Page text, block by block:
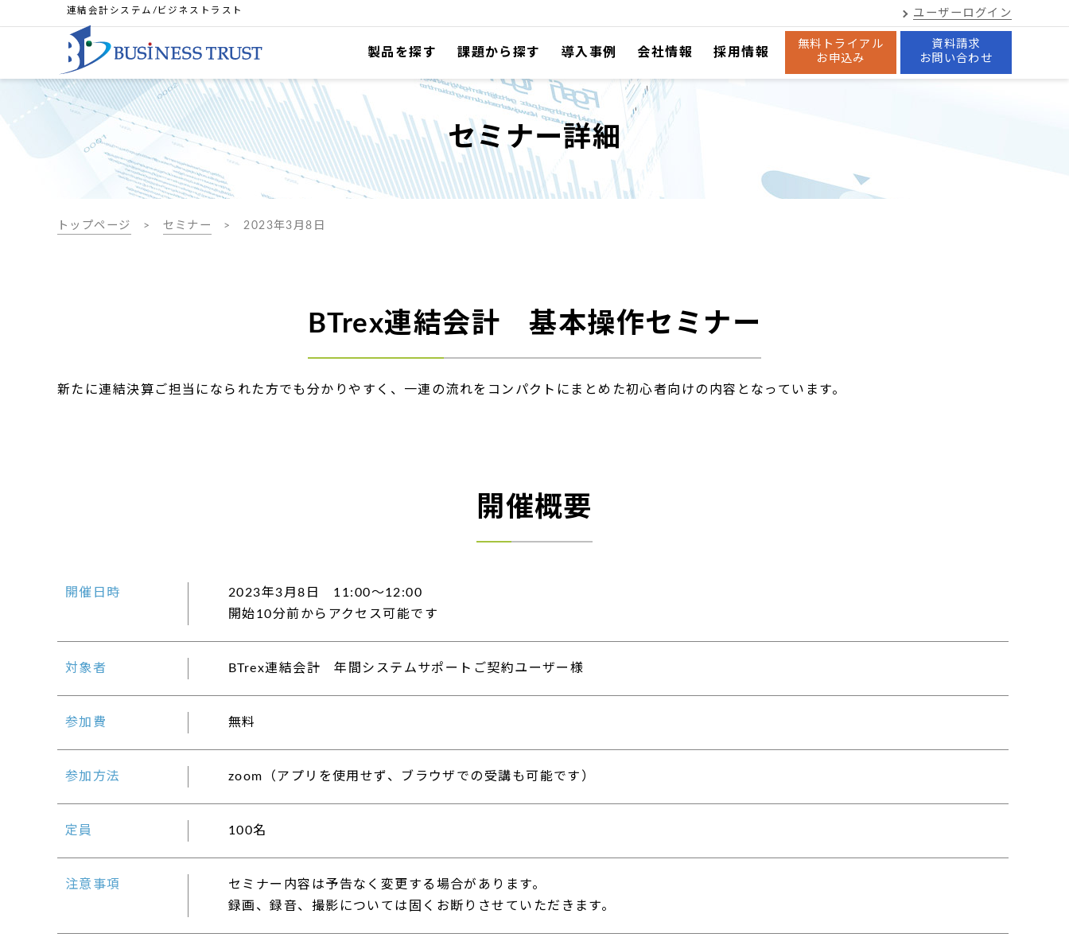
連結会計システム/ビジネストラスト ユーザーログイン
製品を探す
BTrexシリーズ
会計ソリューション
その他ソリューション
課題から探す
連結決算
有価証券管理
金融商品
固定資産
人事管理
勤怠管理
RPA
導入事例 会社情報 採用情報
無料トライアル
お申込み
資料請求
お問い合わせ
セミナー詳細
トップページ セミナー 2023年3月8日
BTrex連結会計 基本操作セミナー
新たに連結決算ご担当になられた方でも分かりやすく、一連の流れをコンパクトにまとめた初心者向けの内容となっています。
開催概要
開催日時
2023年3月8日 11:00～12:00
開始10分前からアクセス可能です
対象者 BTrex連結会計 年間システムサポートご契約ユーザー様
参加費 無料
参加方法 zoom（アプリを使用せず、ブラウザでの受講も可能です）
定員 100名
注意事項
セミナー内容は予告なく変更する場合があります。
録画、録音、撮影については固くお断りさせていただきます。